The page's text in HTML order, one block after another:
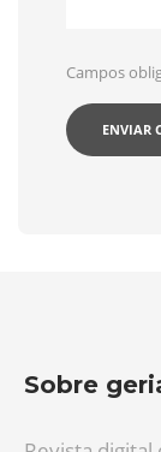
Campos
Sobre